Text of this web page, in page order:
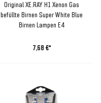
Original XE.RAY H1 Xenon Gas
befüllte Birnen Super White Blue
Birnen Lampen E4
7,68 €*